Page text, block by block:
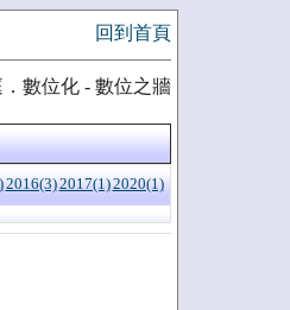
回到首頁
數位化 - 數位之牆
2016(3)2017(1)2020(1)